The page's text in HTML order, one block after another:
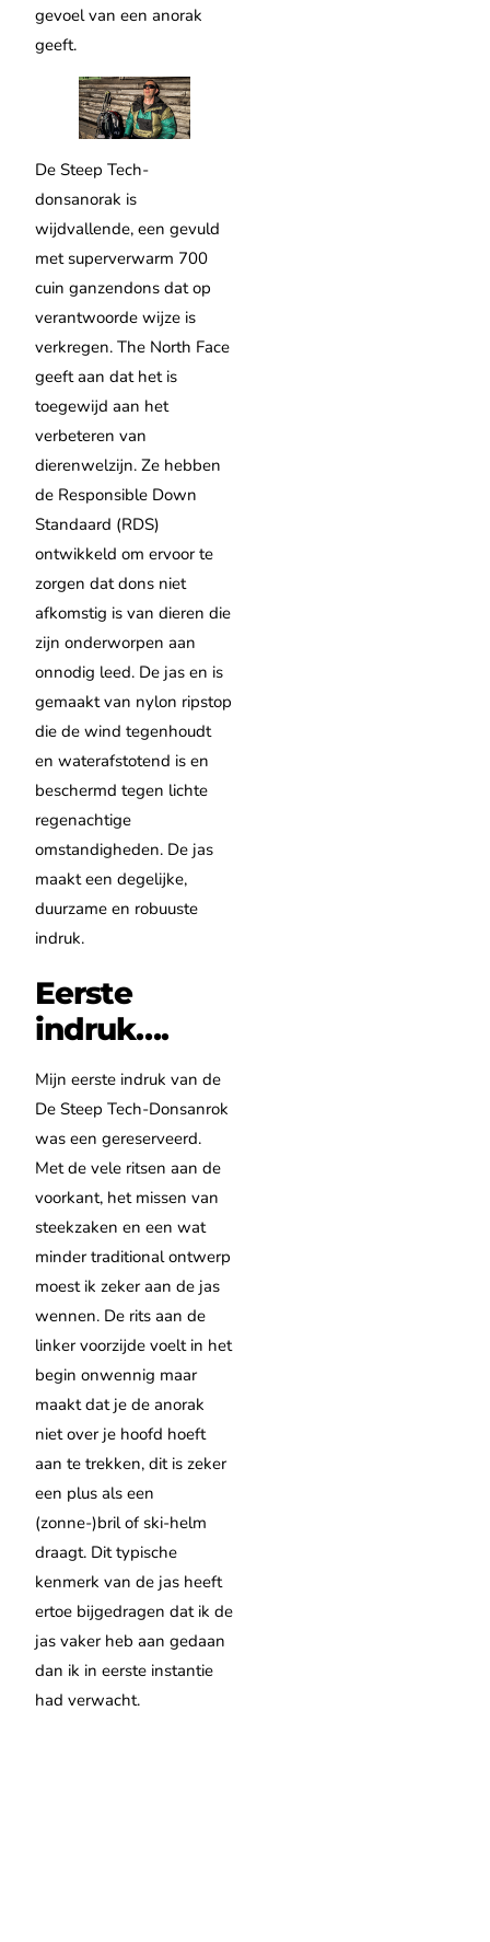
gevoel van een anorak
geeft.
De Steep Tech-
donsanorak is
wijdvallende, een gevuld
met superverwarm 700
cuin ganzendons dat op
verantwoorde wijze is
verkregen. The North Face
geeft aan dat het is
toegewijd aan het
verbeteren van
dierenwelzijn. Ze hebben
de Responsible Down
Standaard (RDS)
ontwikkeld om ervoor te
zorgen dat dons niet
afkomstig is van dieren die
zijn onderworpen aan
onnodig leed. De jas en is
gemaakt van nylon ripstop
die de wind tegenhoudt
en waterafstotend is en
beschermd tegen lichte
regenachtige
omstandigheden. De jas
maakt een degelijke,
duurzame en robuuste
indruk.
Eerste
indruk….
Mijn eerste indruk van de
De Steep Tech-Donsanrok
was een gereserveerd.
Met de vele ritsen aan de
voorkant, het missen van
steekzaken en een wat
minder traditional ontwerp
moest ik zeker aan de jas
wennen. De rits aan de
linker voorzijde voelt in het
begin onwennig maar
maakt dat je de anorak
niet over je hoofd hoeft
aan te trekken, dit is zeker
een plus als een
(zonne-)bril of ski-helm
draagt. Dit typische
kenmerk van de jas heeft
ertoe bijgedragen dat ik de
jas vaker heb aan gedaan
dan ik in eerste instantie
had verwacht.